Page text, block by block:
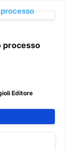
processo
del
che deve
recenti
117/2025,
Editore